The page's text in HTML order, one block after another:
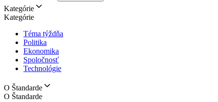
Kategórie
Kategórie
Téma týždňa
Politika
Ekonomika
Spoločnosť
Technológie
O Štandarde
O Štandarde